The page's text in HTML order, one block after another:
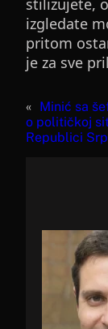
stilizujete,
izgledate
pritom
je za sve
« Minić sa
o političkoj
Republici